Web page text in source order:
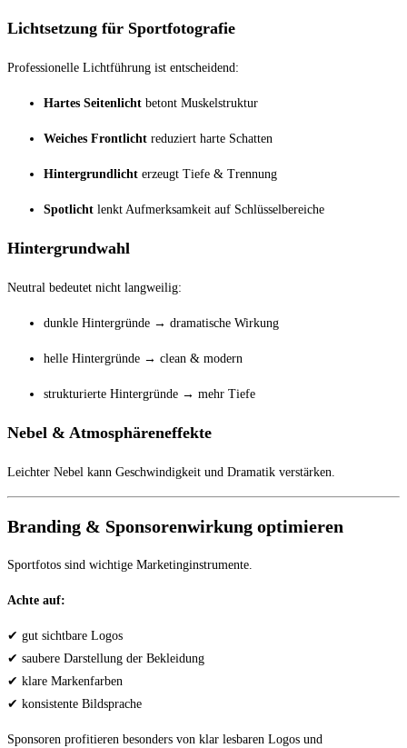
Lichtsetzung für Sportfotografie
Professionelle Lichtführung ist entscheidend:
Hartes Seitenlicht betont Muskelstruktur
Weiches Frontlicht reduziert harte Schatten
Hintergrundlicht erzeugt Tiefe & Trennung
Spotlicht lenkt Aufmerksamkeit auf Schlüsselbereiche
Hintergrundwahl
Neutral bedeutet nicht langweilig:
dunkle Hintergründe → dramatische Wirkung
helle Hintergründe → clean & modern
strukturierte Hintergründe → mehr Tiefe
Nebel & Atmosphäreneffekte
Leichter Nebel kann Geschwindigkeit und Dramatik verstärken.
Branding & Sponsorenwirkung optimieren
Sportfotos sind wichtige Marketinginstrumente.
Achte auf:
✔ gut sichtbare Logos
✔ saubere Darstellung der Bekleidung
✔ klare Markenfarben
✔ konsistente Bildsprache
Sponsoren profitieren besonders von klar lesbaren Logos und